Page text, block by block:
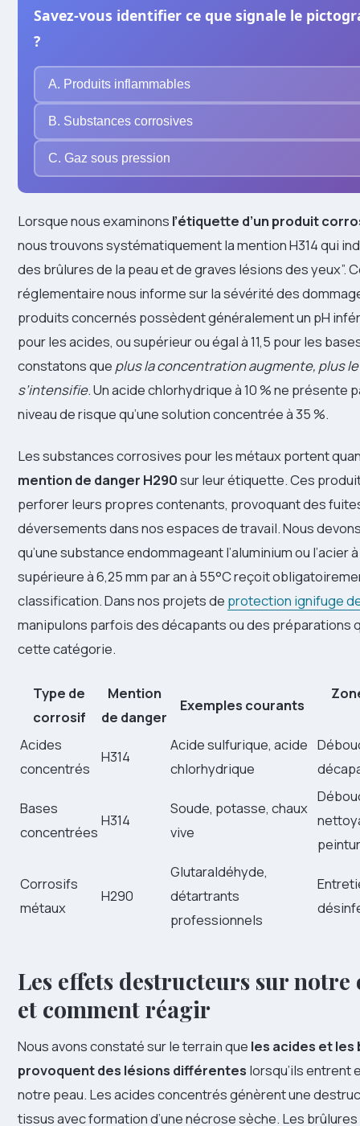
Savez-vous identifier ce que signale le
?
A. Produits inflammables
B. Substances corrosives
C. Gaz sous pression
Lorsque nous examinons l’étiquette d’un produit
nous trouvons systématiquement la mention H314 qui
des brûlures de la peau et de graves lésions des yeux”.
réglementaire nous informe sur la sévérité des
produits concernés possèdent généralement un pH
pour les acides, ou supérieur ou égal à 11,5 pour les
constatons que plus la concentration augmente, plus
s’intensifie. Un acide chlorhydrique à 10 % ne présente
niveau de risque qu’une solution concentrée à 35 %.
Les substances corrosives pour les métaux portent
mention de danger H290sur leur étiquette. Ces
perforer leurs propres contenants, provoquant des
déversements dans nos espaces de travail. Nous
qu’une substance endommageant l’aluminium ou l’acier
supérieure à 6,25 mm par an à 55°C reçoit
classification. Dans nos projets de protection ignifuge
manipulons parfois des décapants ou des préparations
cette catégorie.
Type de
corrosif
Mention
de danger
Exemples courants
Acides
concentrés
H314
Acide sulfurique, acide
chlorhydrique
Bases
concentrées
H314
Soude, potasse, chaux
vive
Corrosifs
métaux
H290
Glutaraldéhyde,
détartrants
professionnels
Les effets destructeurs sur notre
et comment réagir
Nous avons constaté sur le terrain que les acides et les
provoquent des lésions différentes lorsqu’ils entrent
notre peau. Les acides concentrés génèrent une
tissus avec formation d’une nécrose sèche. Les